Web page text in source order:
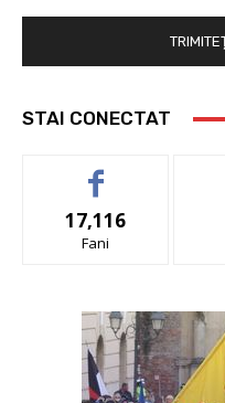
STAI CONECTAT
17,116
Fani